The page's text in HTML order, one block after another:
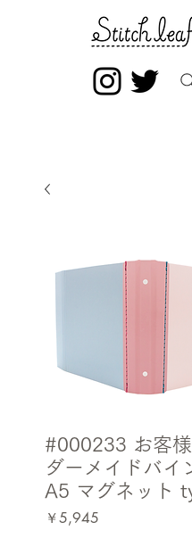
#000233 お客
ダーメイドバイ
A5 マグネット
￥5,945